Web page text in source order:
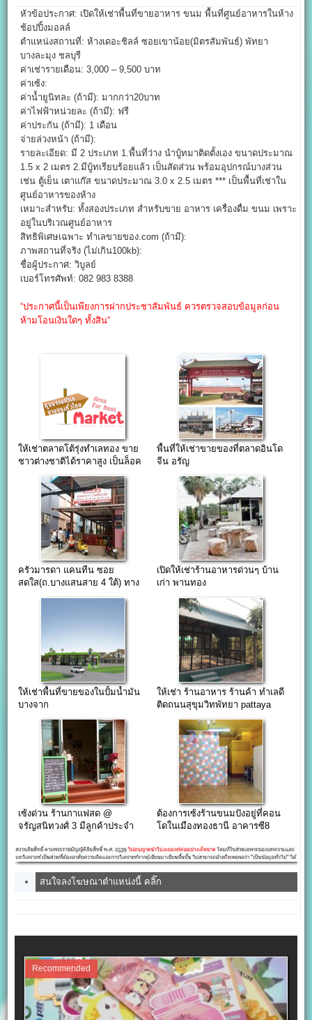
หัวข้อประกาศ: เปิดให้เช่าพื้นที่ขายอาหาร ขนม พื้นที่ศูนย์อาหารในห้าง
ช้อปปิ้งมอลล์
ตำแหน่งสถานที่: ห้างเดอะชิลล์ ซอยเขาน้อย(มิตรสัมพันธ์) พัทยา
บางละมุง ชลบุรี
ค่าเช่ารายเดือน: 3,000 – 9,500 บาท
ค่าเซ้ง:
ค่าน้ำยูนิทละ (ถ้ามี): มากกว่า20บาท
ค่าไฟฟ้าหน่วยละ (ถ้ามี): ฟรี
ค่าประกัน (ถ้ามี): 1 เดือน
จ่ายล่วงหน้า (ถ้ามี):
รายละเอียด: มี 2 ประเภท 1.พื้นที่ว่าง นำบู้ทมาติดตั้งเอง ขนาดประมาณ
1.5 x 2 เมตร 2.มีบู้ทเรียบร้อยแล้ว เป็นสัดส่วน พร้อมอุปกรณ์บางส่วน
เช่น ตู้เย็น เตาแก๊ส ขนาดประมาณ 3.0 x 2.5 เมตร *** เป็นพื้นที่เช่าใน
ศูนย์อาหารของห้าง
เหมาะสำหรับ: ทั้งสองประเภท สำหรับขาย อาหาร เครื่องดื่ม ขนม เพราะ
อยู่ในบริเวณศูนย์อาหาร
สิทธิพิเศษเฉพาะ ทำเลขายของ.com (ถ้ามี):
ภาพสถานที่จริง (ไม่เกิน100kb):
ชื่อผู้ประกาศ: วิบูลย์
เบอร์โทรศัพท์: 082 983 8388
“ประกาศนี้เป็นเพียงการฝากประชาสัมพันธ์ ควรตรวจสอบข้อมูลก่อน
ห้ามโอนเงินใดๆ ทั้งสิน”
ให้เช่าตลาดโต้รุ่งทำเลทอง ขาย
ชาวต่างชาติได้ราคาสูง เป็นล็อค
ขายอาหาร
พื้นที่ให้เช่าขายของที่ตลาดอินโด
จีน อรัญ
ครัวมารดา แคนทีน ซอย
สดใส(ถ.บางแสนสาย 4 ใต้) ทาง
เปิดให้เช่าร้านอาหารด่วนๆ บ้าน
เก่า พานทอง
ให้เช่าพื้นที่ขายของในปั้มน้ำมัน
บางจาก
ให้เช่า ร้านอาหาร ร้านค้า ทำเลดี
ติดถนนสุขุมวิทพัทยา pattaya
เซ้งด่วน ร้านกาแฟสด @
จรัญสนิทวงศ์ 3 มีลูกค้าประจำ
ต้องการเซ้งร้านขนมปังอยู่ที่คอน
โดในเมืองทองธานี อาคารซี8
สนใจลงโฆษณาตำแหน่งนี้ คลิ๊ก
Recommended